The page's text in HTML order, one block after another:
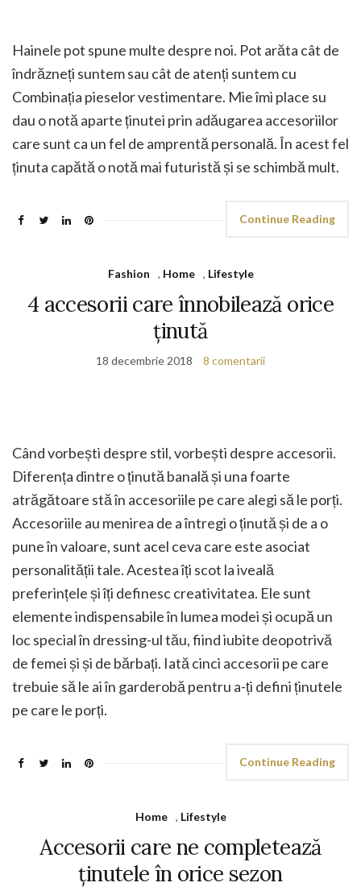
Hainele pot spune multe despre noi. Pot arăta cât de
îndrăzneți suntem sau cât de atenți suntem cu
Combinația pieselor vestimentare. Mie îmi place su
dau o notă aparte ținutei prin adăugarea accesoriilor
care sunt ca un fel de amprentă personală. În acest fel
ținuta capătă o notă mai futuristă și se schimbă mult.
Continue Reading
Fashion , Home , Lifestyle
4 accesorii care înnobilează orice
ținută
18 decembrie 2018 8 comentarii
Când vorbești despre stil, vorbești despre accesorii.
Diferența dintre o ținută banală și una foarte
atrăgătoare stă în accesoriile pe care alegi să le porți.
Accesoriile au menirea de a întregi o ținută și de a o
pune în valoare, sunt acel ceva care este asociat
personalității tale. Acestea îți scot la iveală
preferințele și îți definesc creativitatea. Ele sunt
elemente indispensabile în lumea modei și ocupă un
loc special în dressing-ul tău, fiind iubite deopotrivă
de femei și și de bărbați. Iată cinci accesorii pe care
trebuie să le ai în garderobă pentru a-ți defini ținutele
pe care le porți.
Continue Reading
Home , Lifestyle
Accesorii care ne completează
ținutele în orice sezon